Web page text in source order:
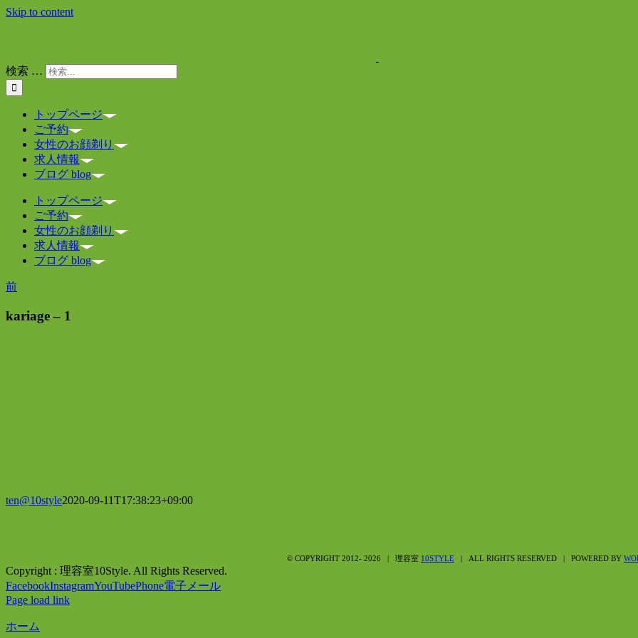
Skip to content
検索 …
トップページ
ご予約
女性のお顔剃り
求人情報
ブログ blog
トップページ
ご予約
女性のお顔剃り
求人情報
ブログ blog
前
kariage – 1
ten@10style2020-09-11T17:38:23+09:00
© COPYRIGHT 2012- 2026 | 理容室 10STYLE | ALL RIGHTS RESERVED | POWERED BY
Copyright : 理容室10Style. All Rights Reserved.
FacebookInstagramYouTubePhone電子メール
Page load link
ホーム